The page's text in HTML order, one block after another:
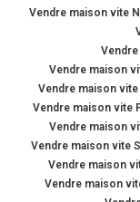
Vendre maison vite
Vendre maison
Vendre maison
Vendre maison vite
Vendre maison
Vendre maison vite
Vendre maison
Vendre maison